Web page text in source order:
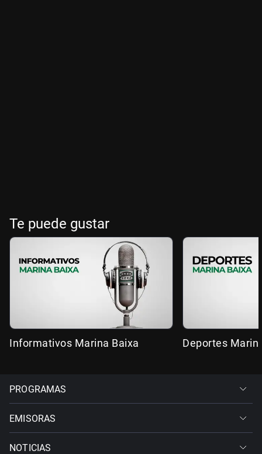
Te puede gustar
Informativos Marina Baixa Deportes
PROGRAMAS
EMISORAS
NOTICIAS